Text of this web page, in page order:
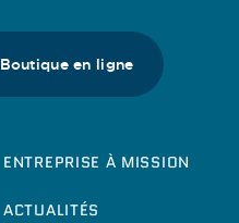
Boutique en ligne
ENTREPRISE À MISSION
ACTUALITÉS